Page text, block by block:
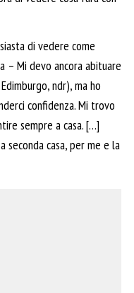
di vedere come
– Mi devo ancora abituare
ndr), ma ho
confidenza. Mi trovo
sempre a casa. […]
seconda casa, per me e la